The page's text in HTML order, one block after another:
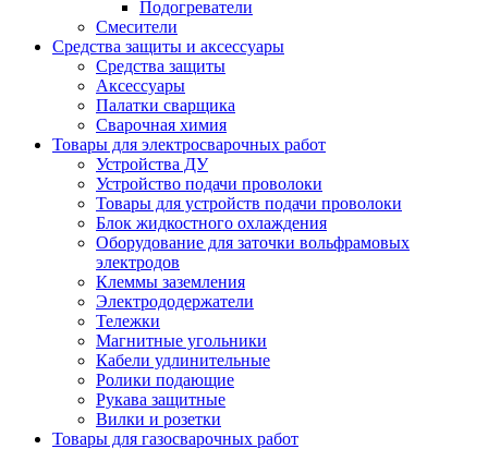
Подогреватели
Смесители
Средства защиты и аксессуары
Средства защиты
Аксессуары
Палатки сварщика
Сварочная химия
Товары для электросварочных работ
Устройства ДУ
Устройство подачи проволоки
Товары для устройств подачи проволоки
Блок жидкостного охлаждения
Оборудование для заточки вольфрамовых
электродов
Клеммы заземления
Электрододержатели
Тележки
Магнитные угольники
Кабели удлинительные
Ролики подающие
Рукава защитные
Вилки и розетки
Товары для газосварочных работ